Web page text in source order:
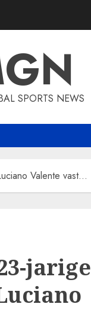
SPORTS NEWS
Valente vast…
jarige